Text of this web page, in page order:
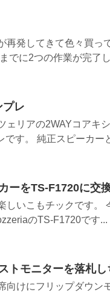
再発してきて色々買っ
でに2つの作業が完了
プレ
ェリアの2WAYコアキ
です。 純正スピーカー
ーをTS-F1720に交
しいこもチックです。
のTS-F1720です...
トモニターを落札
向けにフリップダウン